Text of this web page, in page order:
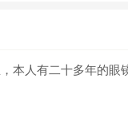
本人有二十多年的眼